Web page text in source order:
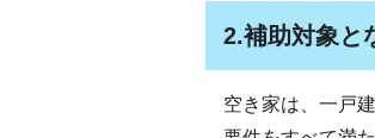
2.補助対象と
空き家は、一戸